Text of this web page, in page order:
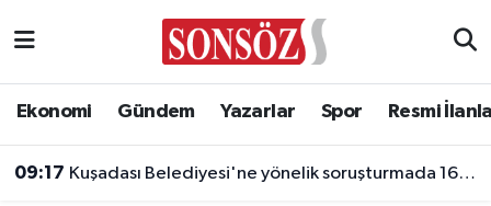
Ekonomi Gündem Yazarlar Spor Resmi
09:17 Kuşadası Belediyesi'ne yönelik soruşturmada 16 şüpheli adliyede!
Asayiş
Ankara Nöbetçi Eczaneler